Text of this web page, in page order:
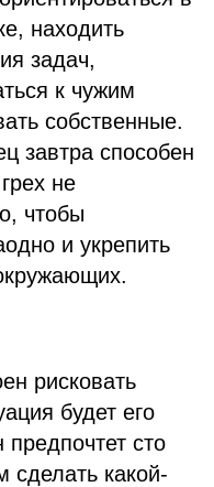
находить
задач,
к чужим
собственные.
завтра способен
не
чтобы
и укрепить
рисковать
будет его
сто
сделать какой-